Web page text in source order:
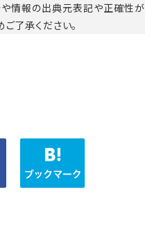
情報の出典元表記や正確性が
了承ください。